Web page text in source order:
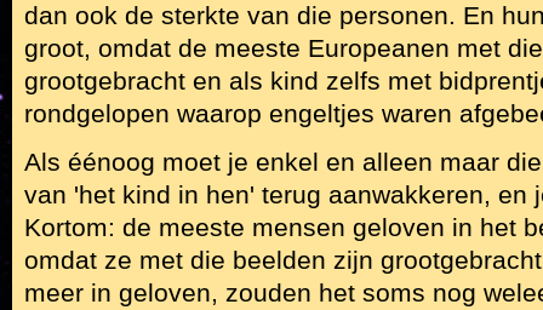
dan ook de sterkte van die personen. En
groot, omdat de meeste Europeanen met
grootgebracht en als kind zelfs met
rondgelopen waarop engeltjes waren
Als éénoog moet je enkel en alleen maar
van 'het kind in hen' terug aanwakkeren, en
Kortom: de meeste mensen geloven in het
omdat ze met die beelden zijn
meer in geloven, zouden het soms nog